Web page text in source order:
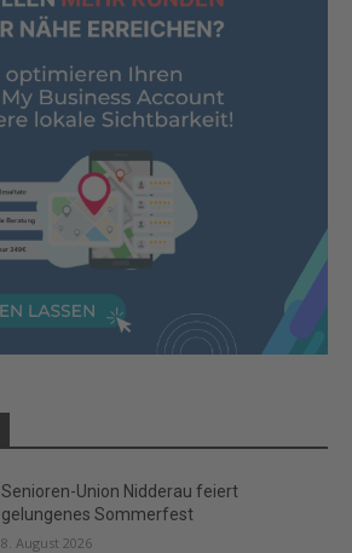
Senioren-Union Nidderau feiert
gelungenes Sommerfest
8. August 2026